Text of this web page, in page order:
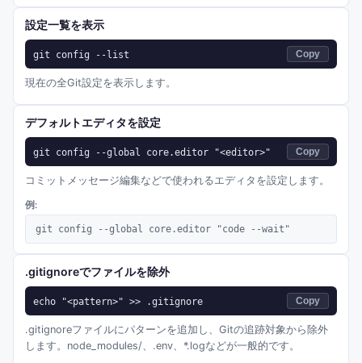
設定一覧を表示
git config --list Copy
現在の全Git設定を表示します。
デフォルトエディタを設定
git config --global core.editor "<editor>" Copy
コミットメッセージ編集などで使われるエディタを設定します。
例:
git config --global core.editor "code --wait"
.gitignoreでファイルを除外
echo "<pattern>" >> .gitignore Copy
.gitignoreファイルにパターンを追加し、Gitの追跡対象から除外
します。node_modules/、.env、*.logなどが一般的です。